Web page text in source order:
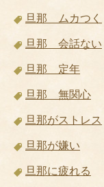
旦那 ムカつく
旦那 会話ない
旦那 定年
旦那 無関心
旦那がストレス
旦那が嫌い
旦那に疲れる